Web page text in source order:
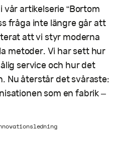
artikelserie “Bortom
fråga inte längre går att
att vi styr moderna
metoder. Vi har sett hur
service och hur det
Nu återstår det svåraste:
som en fabrik –